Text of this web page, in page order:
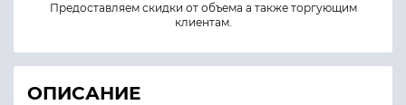
Предоставляем скидки от объема а также торгующим
клиентам.
ОПИСАНИЕ